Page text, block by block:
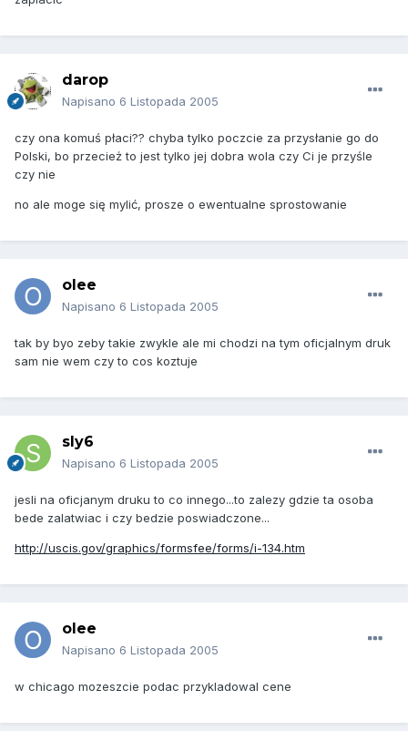
darop
Napisano 6 Listopada 2005
czy ona komuś płaci?? chyba tylko poczcie za przysłanie go do
Polski, bo przecież to jest tylko jej dobra wola czy Ci je przyśle
czy nie
no ale moge się mylić, prosze o ewentualne sprostowanie
olee
Napisano 6 Listopada 2005
tak by byo zeby takie zwykle ale mi chodzi na tym oficjalnym druk
sam nie wem czy to cos koztuje
sly6
Napisano 6 Listopada 2005
jesli na oficjanym druku to co innego...to zalezy gdzie ta osoba
bede zalatwiac i czy bedzie poswiadczone...
http://uscis.gov/graphics/formsfee/forms/i-134.htm
olee
Napisano 6 Listopada 2005
w chicago mozeszcie podac przykladowal cene